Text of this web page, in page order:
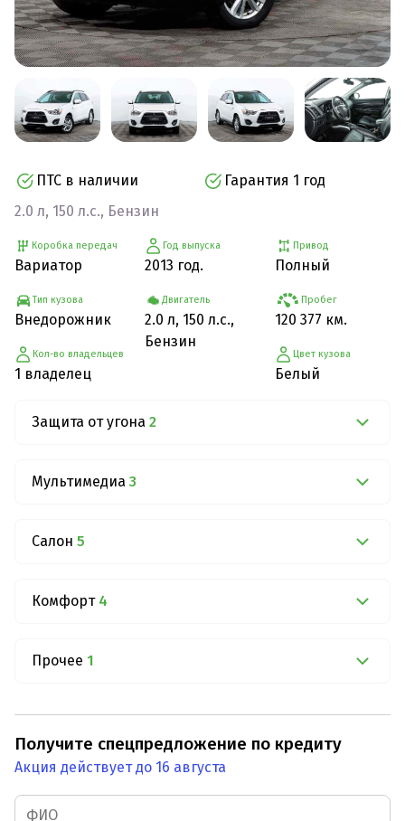
ПТС в наличии
Гарантия 1 год
2.0 л, 150 л.с., Бензин
Коробка передач
Вариатор
Тип кузова
Внедорожник
Кол-во владельцев
1 владелец
Год выпуска
2013 год.
Двигатель
2.0 л, 150 л.с.,
Бензин
Привод
Полный
Пробег
120 377 км.
Цвет кузова
Белый
Защита от угона 2
Мультимедиа 3
Салон 5
Комфорт 4
Прочее 1
Получите спецпредложение по кредиту
Акция действует до 16 августа